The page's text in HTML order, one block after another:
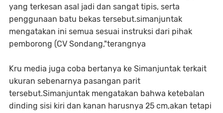
yang terkesan asal jadi dan sangat tipis, serta
penggunaan batu bekas tersebut.simanjuntak
mengatakan ini semua sesuai instruksi dari pihak
pemborong (CV Sondang,"terangnya
Kru media juga coba bertanya ke Simanjuntak terkait
ukuran sebenarnya pasangan parit
tersebut.Simanjuntak mengatakan bahwa ketebalan
dinding sisi kiri dan kanan harusnya 25 cm,akan tetapi